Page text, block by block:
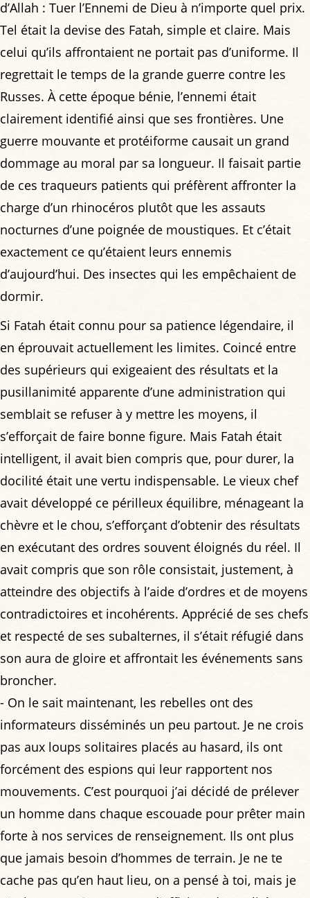
d’Allah : Tuer l’Ennemi de Dieu à n’importe quel prix.
Tel était la devise des Fatah, simple et claire. Mais
celui qu’ils affrontaient ne portait pas d’uniforme. Il
regrettait le temps de la grande guerre contre les
Russes. À cette époque bénie, l’ennemi était
clairement identifié ainsi que ses frontières. Une
guerre mouvante et protéiforme causait un grand
dommage au moral par sa longueur. Il faisait partie
de ces traqueurs patients qui préfèrent affronter la
charge d’un rhinocéros plutôt que les assauts
nocturnes d’une poignée de moustiques. Et c’était
exactement ce qu’étaient leurs ennemis
d’aujourd’hui. Des insectes qui les empêchaient de
dormir.
Si Fatah était connu pour sa patience légendaire, il
en éprouvait actuellement les limites. Coincé entre
des supérieurs qui exigeaient des résultats et la
pusillanimité apparente d’une administration qui
semblait se refuser à y mettre les moyens, il
s’efforçait de faire bonne figure. Mais Fatah était
intelligent, il avait bien compris que, pour durer, la
docilité était une vertu indispensable. Le vieux chef
avait développé ce périlleux équilibre, ménageant la
chèvre et le chou, s’efforçant d’obtenir des résultats
en exécutant des ordres souvent éloignés du réel. Il
avait compris que son rôle consistait, justement, à
atteindre des objectifs à l’aide d’ordres et de moyens
contradictoires et incohérents. Apprécié de ses chefs
et respecté de ses subalternes, il s’était réfugié dans
son aura de gloire et affrontait les événements sans
broncher.
- On le sait maintenant, les rebelles ont des
informateurs disséminés un peu partout. Je ne crois
pas aux loups solitaires placés au hasard, ils ont
forcément des espions qui leur rapportent nos
mouvements. C’est pourquoi j’ai décidé de prélever
un homme dans chaque escouade pour prêter main
forte à nos services de renseignement. Ils ont plus
que jamais besoin d’hommes de terrain. Je ne te
cache pas qu’en haut lieu, on a pensé à toi, mais je